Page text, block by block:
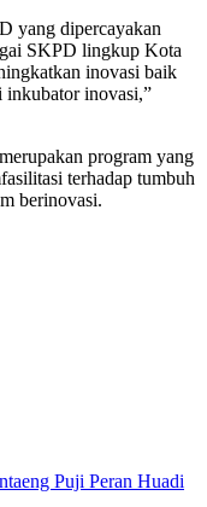
yang dipercayakan
SKPD lingkup Kota
inovasi baik
inkubator inovasi,”
program yang
terhadap tumbuh
berinovasi.
Puji Peran Huadi